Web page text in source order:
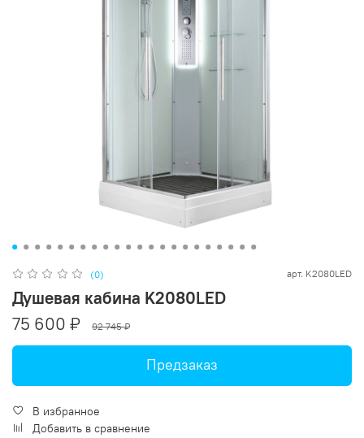
(0) арт. K2080LED
Душевая кабина K2080LED
75 600 ₽
92 745 ₽
Предзаказ
В избранное
Добавить в сравнение